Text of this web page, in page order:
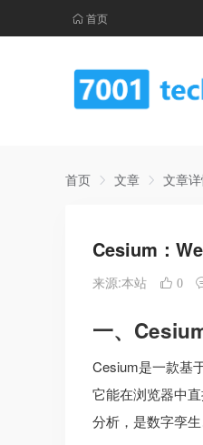
首页
首页 文章 文章
Cesium：
来源:本站 0
一、
Cesium是一款基
它能在浏览器中
分析，是数字孪